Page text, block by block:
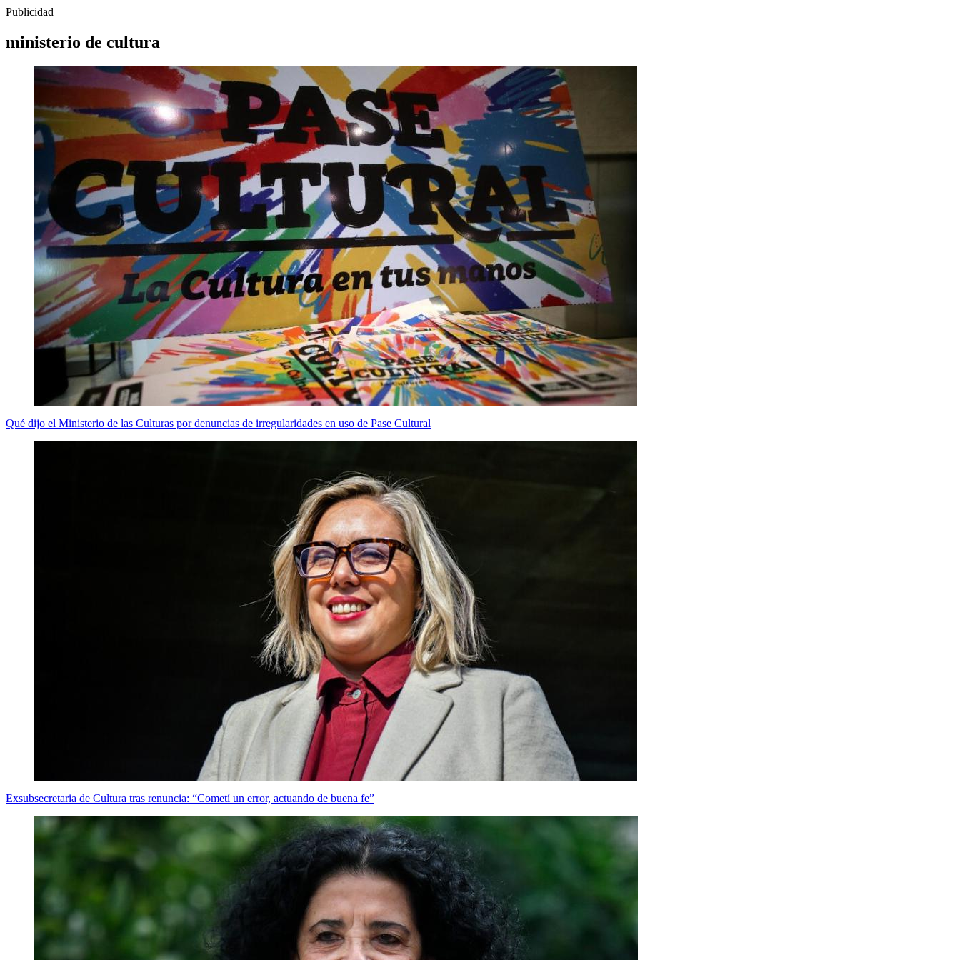
Publicidad
ministerio de cultura
Qué dijo el Ministerio de las Culturas por denuncias de irregularidades en uso de Pase Cultural
Exsubsecretaria de Cultura tras renuncia: “Cometí un error, actuando de buena fe”